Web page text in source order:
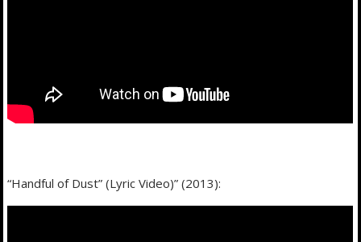
“Handful of Dust” (Lyric Video)” (2013):